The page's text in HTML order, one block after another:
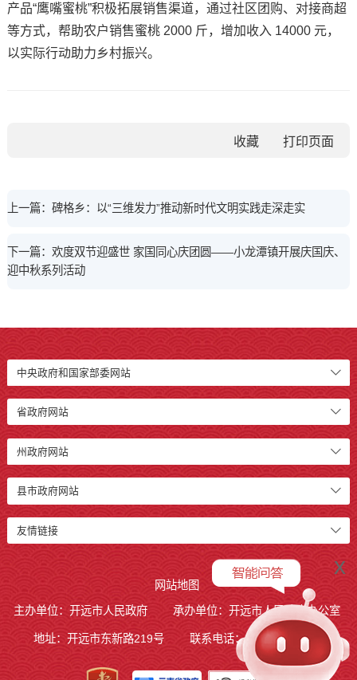
产品“鹰嘴蜜桃”积极拓展销售渠道，通过社区团购、对接商超
等方式，帮助农户销售蜜桃 2000 斤，增加收入 14000 元，
以实际行动助力乡村振兴。
收藏
上一篇：碑格乡：以“三维发力”推动新时代文明实践走深走实
下一篇：欢度双节迎盛世 家国同心庆团圆——小龙潭镇开展庆国庆、
迎中秋系列活动
中央政府和国家部委网站
省政府网站
州政府网站
县市政府网站
友情链接
网站地图
主办单位：开远市人民政府
承办单位：开远市人民政府办公室
地址：开远市东新路219号 联系电话：0873-7236877
x